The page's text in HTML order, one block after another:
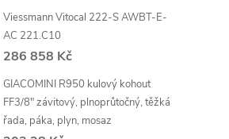
Viessmann Vitocal 222-S AWBT-E-
AC 221.C10
286 858 Kč
GIACOMINI R950 kulový kohout
FF3/8" závitový, plnoprůtočný, těžká
řada, páka, plyn, mosaz